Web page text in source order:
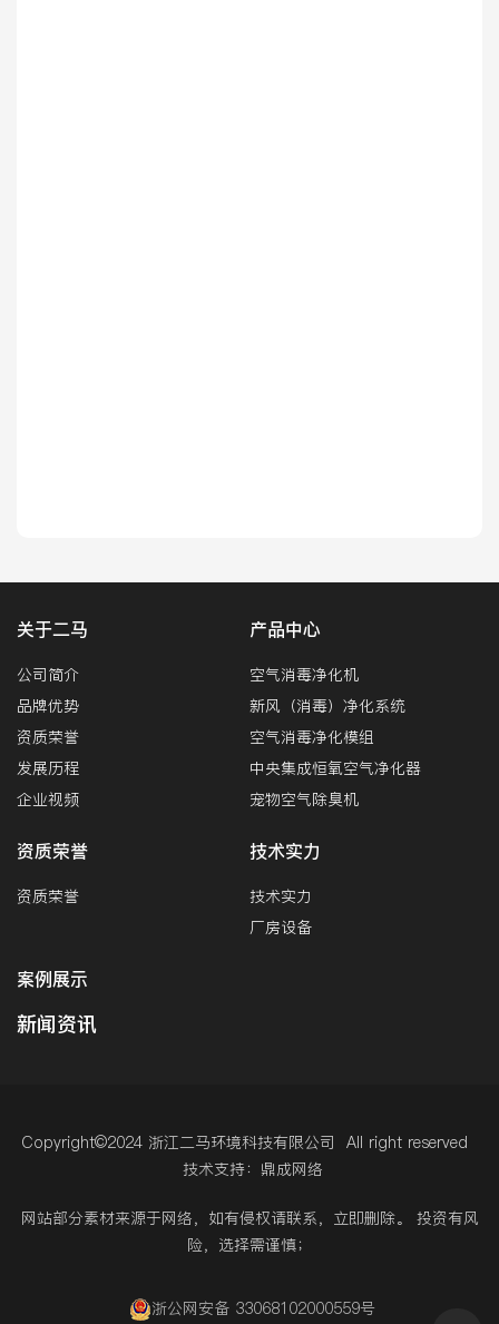
关于二马
公司简介
品牌优势
资质荣誉
发展历程
企业视频
产品中心
空气消毒净化机
新风（消毒）净化系统
空气消毒净化模组
中央集成恒氧空气净化器
宠物空气除臭机
资质荣誉
资质荣誉
技术实力
技术实力
厂房设备
案例展示
新闻资讯
Copyright©2024 浙江二马环境科技有限公司 All right reserved
技术支持：鼎成网络
网站部分素材来源于网络，如有侵权请联系，立即删除。 投资有风
险，选择需谨慎；
浙公网安备 33068102000559号